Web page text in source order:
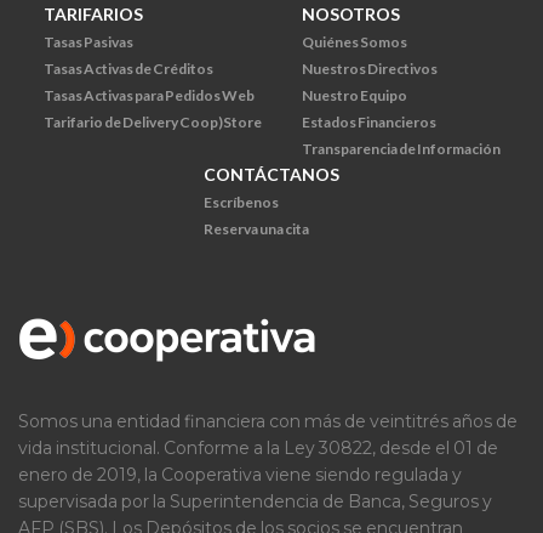
TARIFARIOS
Tasas Pasivas
Tasas Activas de Créditos
Tasas Activas para Pedidos Web
Tarifario de Delivery Coop)Store
NOSOTROS
Quiénes Somos
Nuestros Directivos
Nuestro Equipo
Estados Financieros
Transparencia de Información
CONTÁCTANOS
Escríbenos
Reserva una cita
Somos una entidad financiera con más de veintitrés años de
vida institucional. Conforme a la Ley 30822, desde el 01 de
enero de 2019, la Cooperativa viene siendo regulada y
supervisada por la Superintendencia de Banca, Seguros y
AFP (SBS). Los Depósitos de los socios se encuentran